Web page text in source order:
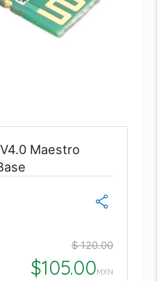
Maestro
$ 120.00
$105.00MXN